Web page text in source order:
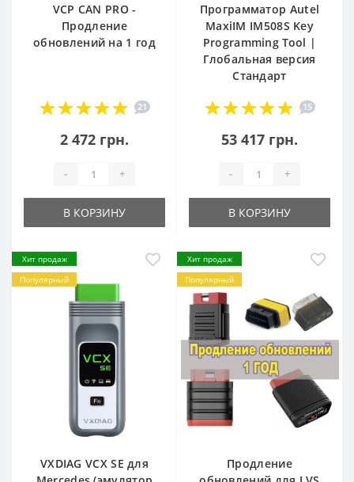
VCP CAN PRO -
Продление
обновлений на 1 год
21
2 472 грн.
- +
В КОРЗИНУ
Программатор Autel
MaxiIM IM508S Key
Programming Tool |
Глобальная версия
Стандарт
15
53 417 грн.
- +
В КОРЗИНУ
Хит продаж
Популярный
VXDIAG VCX SE для
Хит продаж
Популярный
Продление